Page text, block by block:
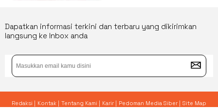
Dapatkan informasi terkini dan terbaru yang dikirimkan
langsung ke Inbox anda
Redaksi | Kontak | Tentang Kami | Karir | Pedoman Media Siber | Site Map